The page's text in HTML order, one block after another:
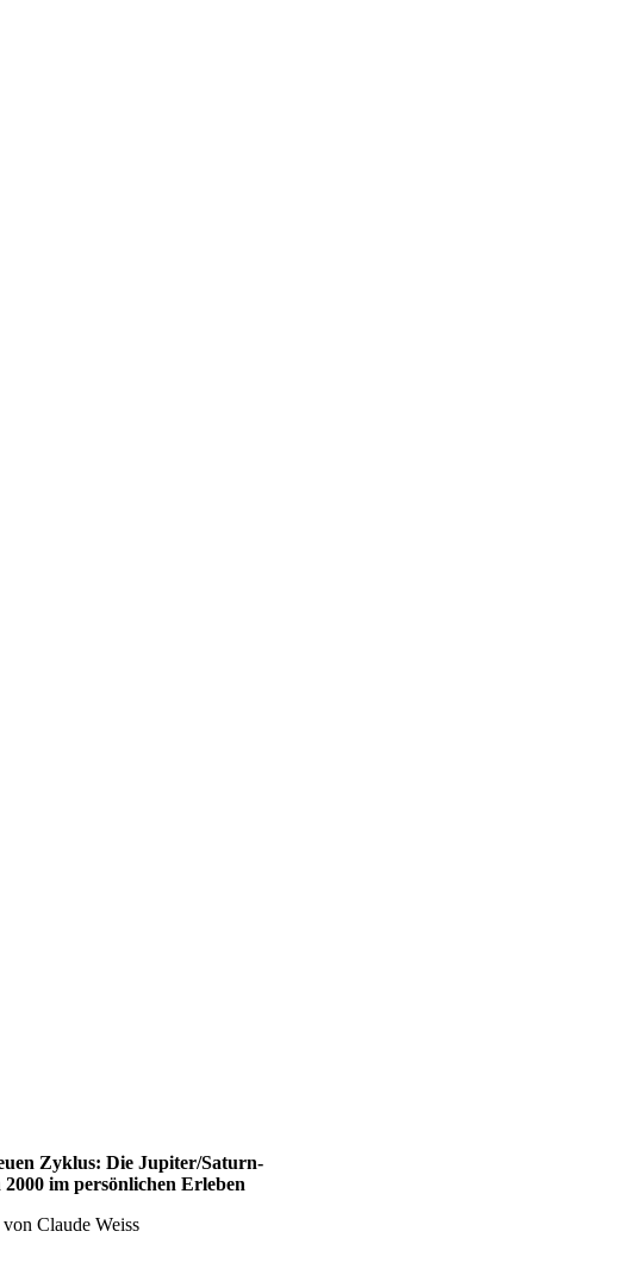
Zyklus: Die Jupiter/Saturn-
im persönlichen Erleben
von Claude Weiss